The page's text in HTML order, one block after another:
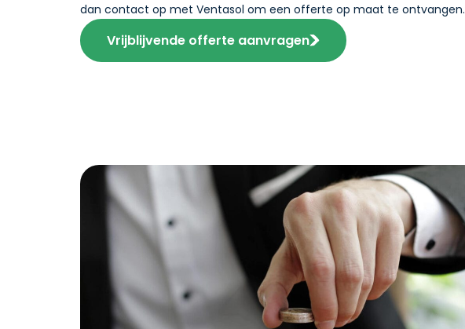
dan contact op met Ventasol om een offerte op maat te ontvangen.
Vrijblijvende offerte aanvragen